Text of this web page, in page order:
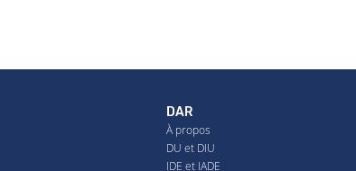
DAR
À propos
DU et DIU
IDE et IADE